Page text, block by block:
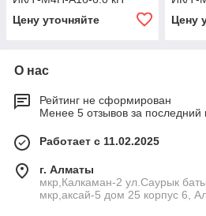
Цену уточняйте
Цену
О нас
Рейтинг не сформирован
Менее 5 отзывов за последний
Работает с 11.02.2025
г. Алматы
мкр,Калкаман-2 ул.Саурык
мкр,аксай-5 дом 25 корпус 6,